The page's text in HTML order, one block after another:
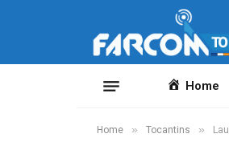
Home
Home » Tocantins »